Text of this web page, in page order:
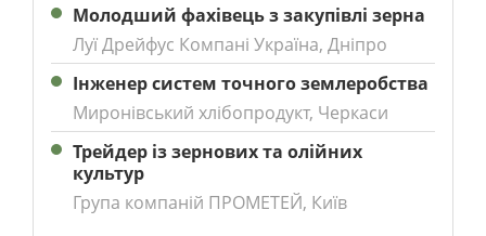
Молодший фахівець з закупівлі зерна
Луї Дрейфус Компані Україна, Дніпро
Інженер систем точного землеробства
Миронівський хлібопродукт, Черкаси
Трейдер із зернових та олійних
культур
Група компаній ПРОМЕТЕЙ, Київ